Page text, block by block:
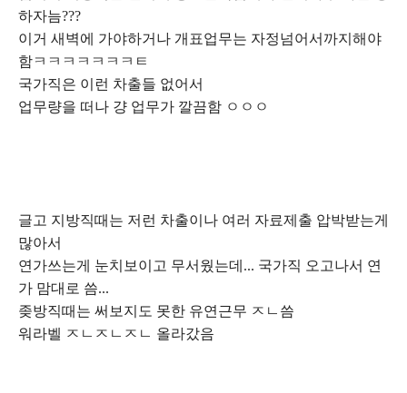
하자늠???
이거 새벽에 가야하거나 개표업무는 자정넘어서까지해야
함ㅋㅋㅋㅋㅋㅋㅋㅌ
국가직은 이런 차출들 없어서
업무량을 떠나 걍 업무가 깔끔함 ㅇㅇㅇ
글고 지방직때는 저런 차출이나 여러 자료제출 압박받는게
많아서
연가쓰는게 눈치보이고 무서웠는데... 국가직 오고나서 연
가 맘대로 씀...
좆방직때는 써보지도 못한 유연근무 ㅈㄴ씀
워라벨 ㅈㄴㅈㄴㅈㄴ 올라갔음